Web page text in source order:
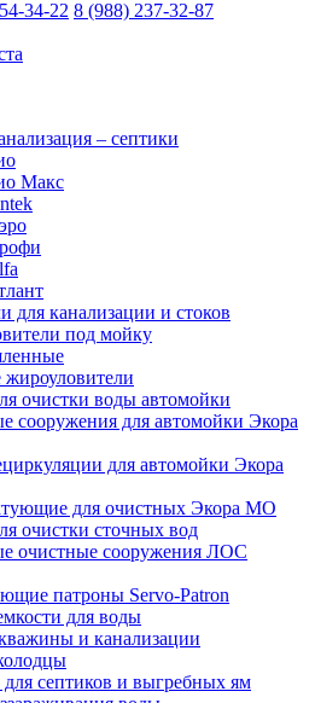
34-22 8 (988) 237-32-87
– септики
Макс
для канализации и стоков
под мойку
очистки воды автомойки
сооружения для автомойки Экора
для автомойки Экора
для очистных Экора МО
очистки сточных вод
очистные сооружения ЛОС
патроны Servo-Patron
для воды
и канализации
септиков и выгребных ям